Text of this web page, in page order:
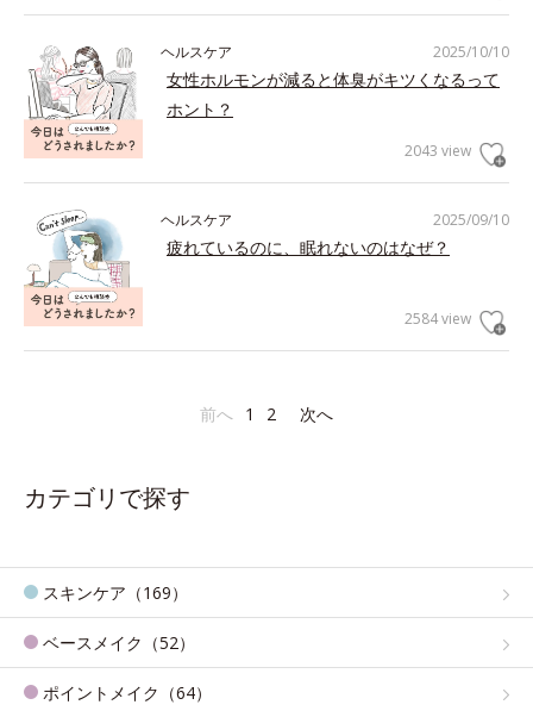
2025/10/10
ヘルスケア
女性ホルモンが減ると体臭がキツくなるって
ホント？
2043 view
2025/09/10
ヘルスケア
疲れているのに、眠れないのはなぜ？
2584 view
前へ 1 2 次へ
カテゴリで探す
スキンケア（169）
ベースメイク（52）
ポイントメイク（64）